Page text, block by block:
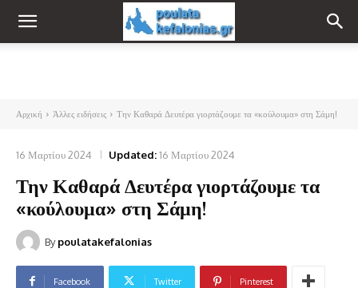
Αρχική Άλλες ειδήσεις Την Καθαρά Δευτέρα γιορτάζουμε τα «κούλουμα» στη Σάμη!
16 Μαρτίου 2024 Updated:16 Μαρτίου 2024
Την Καθαρά Δευτέρα γιορτάζουμε τα
«κούλουμα» στη Σάμη!
By poulatakefalonias
Facebook Twitter Pinterest